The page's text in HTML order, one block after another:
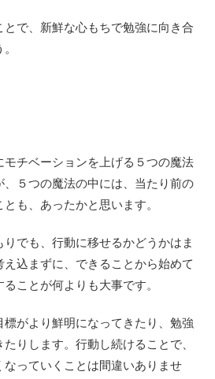
で、新鮮な心もちで勉強に向き合
チベーションを上げる５つの魔法
、５つの魔法の中には、当たり前の
も、あったかと思います。
でも、行動に移せるかどうかはま
込まずに、できることから始めて
ことが何よりも大事です。
がより鮮明になってきたり、勉強
りします。行動し続けることで、
っていくことは間違いありませ